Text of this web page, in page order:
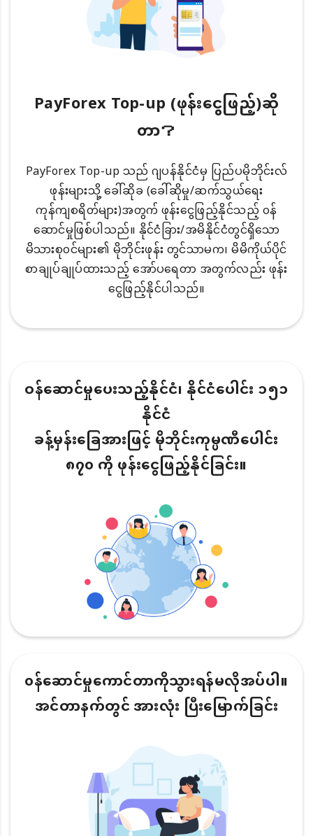
PayForex Top-up (ဖုန်းငွေဖြည့်)ဆို
တာ？
PayForex Top-up သည် ဂျပန်နိုင်ငံမှ ပြည်ပမိုဘိုင်းလ်
ဖုန်းများသို့ ခေါ်ဆိုခ (ခေါ်ဆိုမှု/ဆက်သွယ်ရေး
ကုန်ကျစရိတ်များ)အတွက် ဖုန်းငွေဖြည့်နိုင်သည့် ၀န်
ဆောင်မှုဖြစ်ပါသည်။ နိုင်ငံခြား/အမိနိုင်ငံတွင်ရှိသော
မိသားစု၀င်များ၏ မိုဘိုင်းဖုန်း တွင်သာမက၊ မိမိကိုယ်ပိုင်
စာချုပ်ချုပ်ထားသည့် အော်ပရေတာ အတွက်လည်း ဖုန်း
ငွေဖြည့်နိုင်ပါသည်။
ဝန်ဆောင်မှုပေးသည့်နိုင်ငံ၊ နိုင်ငံပေါင်း ၁၅၁
နိုင်ငံ
ခန့်မှန်းခြေအားဖြင့် မိုဘိုင်းကုမ္ပဏီပေါင်း
၈၇၀ ကို ဖုန်းငွေဖြည့်နိုင်ခြင်း။
၀န်ဆောင်မှုကောင်တာကိုသွားရန်မလိုအပ်ပါ။
အင်တာနက်တွင် အားလုံး ပြီးမြောက်ခြင်း